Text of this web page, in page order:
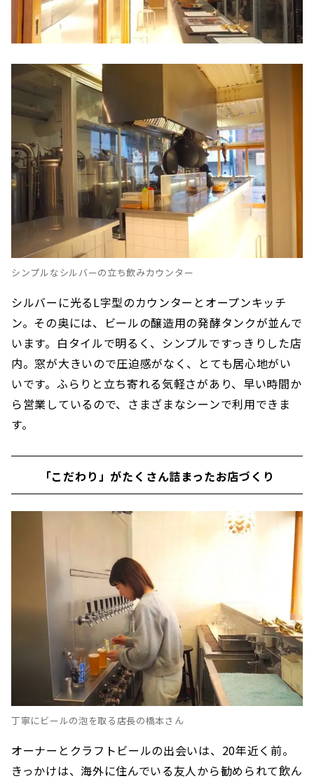
シンプルなシルバーの立ち飲みカウンター
シルバーに光るL字型のカウンターとオープンキッチ
ン。その奥には、ビールの醸造用の発酵タンクが並んで
います。白タイルで明るく、シンプルですっきりした店
内。窓が大きいので圧迫感がなく、とても居心地がい
いです。ふらりと立ち寄れる気軽さがあり、早い時間か
ら営業しているので、さまざまなシーンで利用できま
す。
「こだわり」がたくさん詰まったお店づくり
丁寧にビールの泡を取る店長の橋本さん
オーナーとクラフトビールの出会いは、20年近く前。
きっかけは、海外に住んでいる友人から勧められて飲ん